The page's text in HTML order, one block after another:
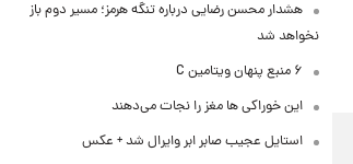
هشدار محسن رضایی درباره تنگه هرمز؛ مسیر دوم باز
نخواهد شد
۶ منبع پنهان ویتامین C
این خوراکی ها مغز را نجات می‌دهند
استایل عجیب صابر ابر وایرال شد + عکس